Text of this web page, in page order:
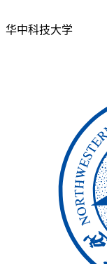
华中科技大学